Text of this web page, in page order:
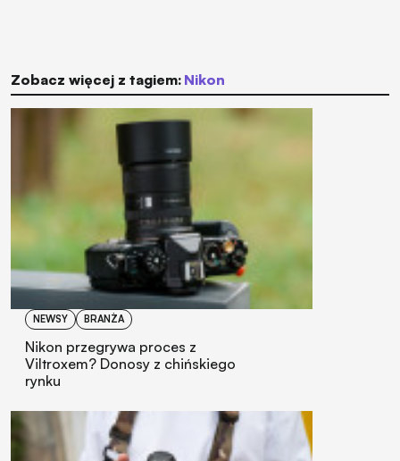
Zobacz więcej z tagiem: Nikon
NEWSY BRANŻA
Nikon przegrywa proces z
Viltroxem? Donosy z chińskiego
rynku